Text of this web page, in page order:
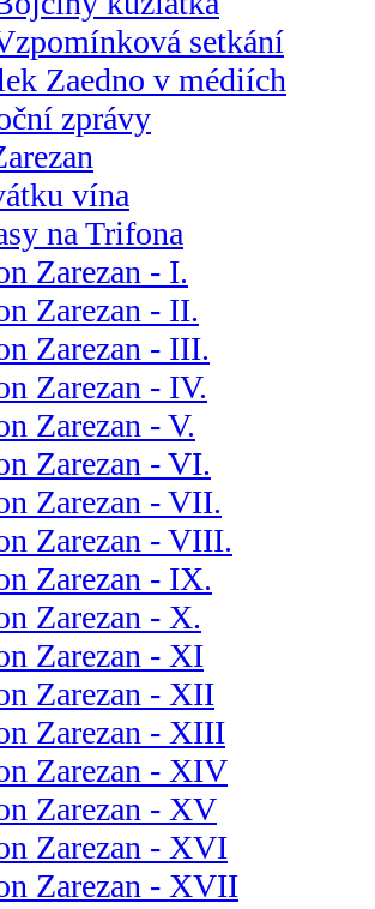
setkání
Zaedno v médiích
zprávy
vína
na Trifona
Zarezan - I.
Zarezan - II.
Zarezan - III.
Zarezan - IV.
Zarezan - V.
Zarezan - VI.
Zarezan - VII.
Zarezan - VIII.
Zarezan - IX.
Zarezan - X.
Zarezan - XI
Zarezan - XII
Zarezan - XIII
Zarezan - XIV
Zarezan - XV
Zarezan - XVI
Zarezan - XVII